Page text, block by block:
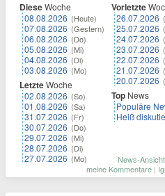
DieseWoche
08.08.2026 (Heute)
07.08.2026 (Gestern)
06.08.2026 (Do)
05.08.2026 (Mi)
04.08.2026 (Di)
03.08.2026 (Mo)
LetzteWoche
02.08.2026 (So)
01.08.2026 (Sa)
31.07.2026 (Fr)
30.07.2026 (Do)
29.07.2026 (Mi)
28.07.2026 (Di)
27.07.2026 (Mo)
Vorletzte
26.07.2026
25.07.2026
24.07.2026
23.07.2026
22.07.2026
21.07.2026
20.07.2026
Top News
Populäre
Heiß
News-
meine Kommentare |